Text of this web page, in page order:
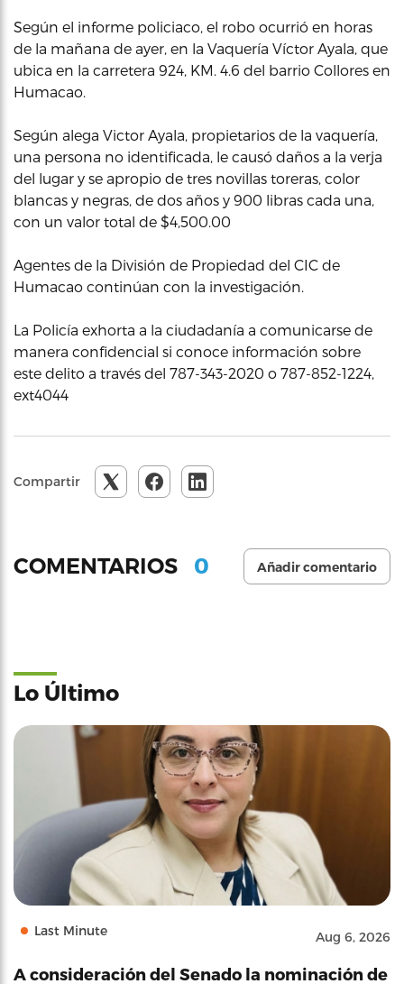
Según el informe policiaco, el robo ocurrió en horas
de la mañana de ayer, en la Vaquería Víctor Ayala, que
ubica en la carretera 924, KM. 4.6 del barrio Collores en
Humacao.
Según alega Victor Ayala, propietarios de la vaquería,
una persona no identificada, le causó daños a la verja
del lugar y se apropio de tres novillas toreras, color
blancas y negras, de dos años y 900 libras cada una,
con un valor total de $4,500.00
Agentes de la División de Propiedad del CIC de
Humacao continúan con la investigación.
La Policía exhorta a la ciudadanía a comunicarse de
manera confidencial si conoce información sobre
este delito a través del 787-343-2020 o 787-852-1224,
ext4044
Compartir
COMENTARIOS 0 Añadir comentario
Lo Último
Last Minute Aug 6, 2026
A consideración del Senado la nominación de